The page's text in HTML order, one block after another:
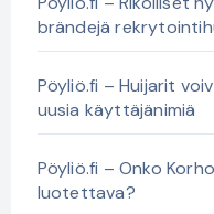
brändejä
Pöyliö.fi – Huijarit
uusia käyttäjänimiä
Pöyliö.fi – Onko
luotettava?